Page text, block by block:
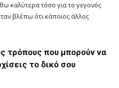
καλύτερα τόσο για το γεγονός
βλέπω ότι κάποιος άλλος
τρόπους που μπορούν να
το δικό σου